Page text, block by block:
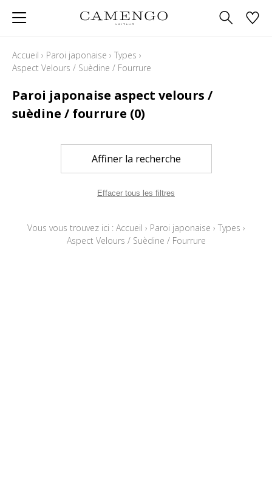
Accueil › Paroi japonaise › Types ›
Aspect Velours / Suèdine / Fourrure
Paroi japonaise aspect velours /
suèdine / fourrure (0)
Affiner la recherche
Effacer tous les filtres
Vous vous trouvez ici : Accueil › Paroi japonaise › Types ›
Aspect Velours / Suèdine / Fourrure